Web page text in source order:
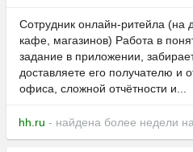
Сотрудник онлайн-ритейла (на
кафе, магазинов) Работа в
задание в приложении,
доставляете его получателю и
офиса, сложной отчётности и...
hh.ru - найдена более недели